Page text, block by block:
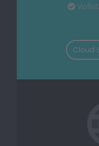
Cloud